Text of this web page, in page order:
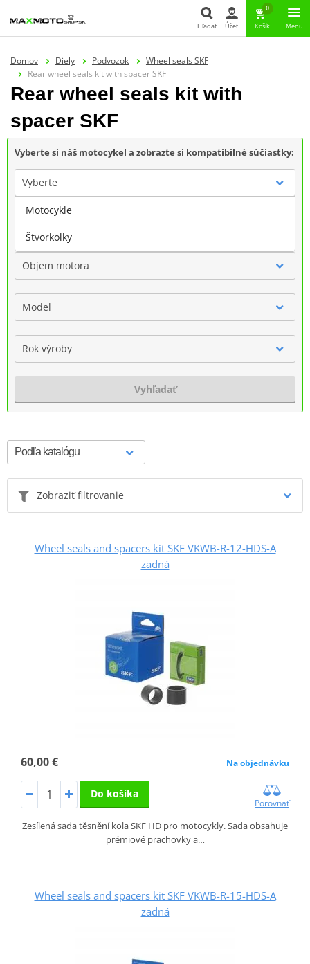
Hľadať Účet
0
Košík Menu
Domov Diely Podvozok
Wheel seals SKF
Rear wheel seals kit with spacer SKF
Rear wheel seals kit with
spacer SKF
Vyberte si náš motocykel a zobrazte si kompatibilné súčiastky:
Vyberte
Značka
Objem motora
Model
Rok výroby
Vyhľadať
Zobraziť filtrovanie
Wheel seals and spacers kit SKF VKWB-R-12-HDS-A
zadná
60,00 € Na objednávku
Do košíka
Porovnať
Zesílená sada těsnění kola SKF HD pro motocykly. Sada obsahuje
prémiové prachovky a…
Wheel seals and spacers kit SKF VKWB-R-15-HDS-A
zadná
Motocykle
Štvorkolky